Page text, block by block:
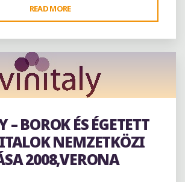
READ MORE
KÖRNYEZETVÉDELMI
TECHNOLÓGIÁK
KIÁLLÍTÁSA
2008-
ROMÁNIA,
BUKAREST"
BOROK ÉS ÉGETETT
ITALOK NEMZETKÖZI
2008,VERONA